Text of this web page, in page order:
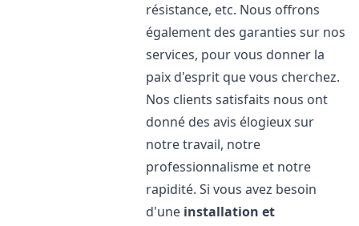
résistance, etc. Nous offrons
également des garanties sur nos
services, pour vous donner la
paix d'esprit que vous cherchez.
Nos clients satisfaits nous ont
donné des avis élogieux sur
notre travail, notre
professionnalisme et notre
rapidité. Si vous avez besoin
d'une installation et